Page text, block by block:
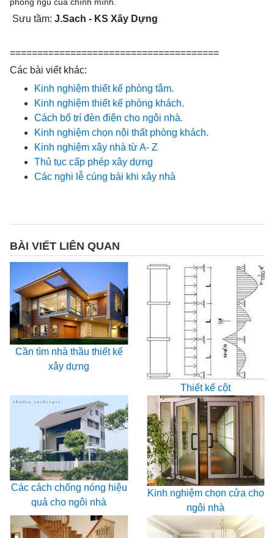
Sưu tầm: J.Sach - KS Xây Dựng
======================================
Các bài viết khác:
Kinh nghiệm thiết kế phòng tắm.
Kinh nghiệm thiết kế phòng khách.
Cách bố trí đèn điện cho ngôi nhà.
Kinh nghiệm chọn nội thất phòng khách.
Kinh nghiệm xây nhà từ A- Z
Thủ tục cấp phép xây dựng
Các nghi lễ cúng bài khi xây nhà
BÀI VIẾT LIÊN QUAN
Cần tìm nhà thầu thiết kế
xây dựng
Thiết kế cột
Các cách chống nóng hiệu
quả cho ngôi nhà
Kinh nghiệm chọn cửa cho
ngôi nhà